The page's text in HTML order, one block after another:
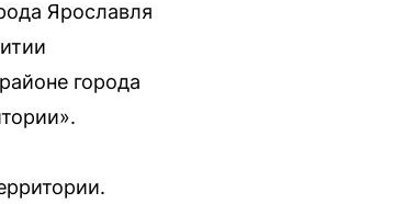
Ярославля
города